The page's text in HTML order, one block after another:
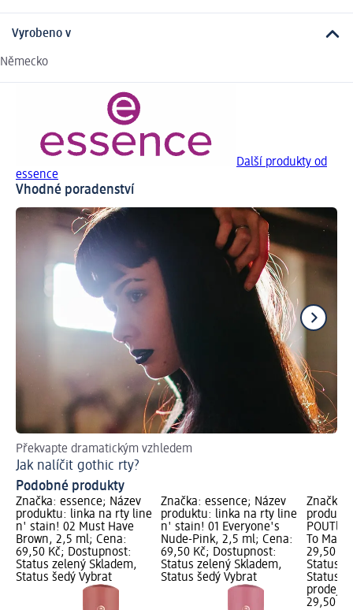
Vyrobeno v
Německo
Další produkty od
essence
Vhodné poradenství
Překvapte dramatickým vzhledem
Jak nalíčit gothic rty?
Podobné produkty
Značka: essence; Název
produktu: linka na rty line
n' stain! 02 Must Have
Brown, 2,5 ml; Cena:
69,50 Kč; Dostupnost:
Status zelený Skladem,
Status šedý Vybrat
Značka: essence; Název
produktu: linka na rty line
n' stain! 01 Everyone's
Nude-Pink, 2,5 ml; Cena:
69,50 Kč; Dostupnost:
Status zelený Skladem,
Status šedý Vybrat
Značka:
To
29,50
Status
Status
29,50 Kč